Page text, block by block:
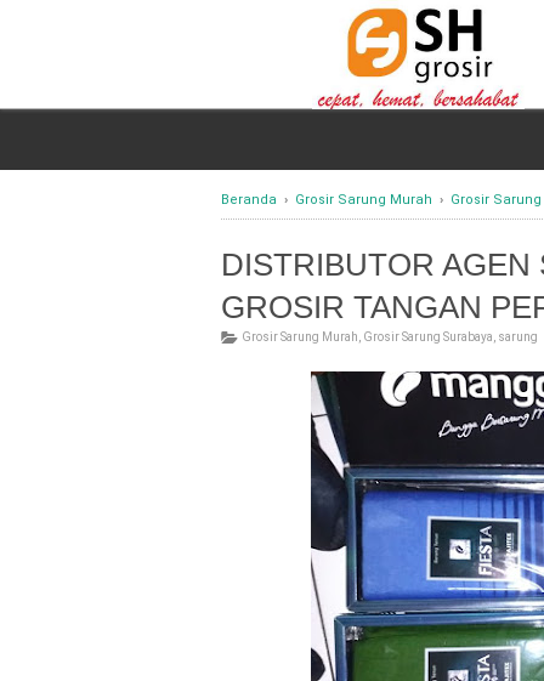
Beranda › Grosir Sarung Murah › Grosir
DISTRIBUTOR
GROSIR TANGAN
Grosir Sarung Murah Grosir Sarung Surabaya sarung